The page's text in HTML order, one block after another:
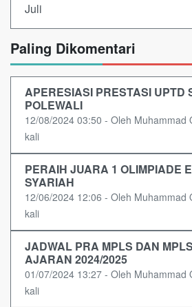
Juli
Paling Dikomentari
APERESIASI PRESTASI UPTD
POLEWALI
12/08/2024 03:50 - Oleh Muhammad
kali
PERAIH JUARA 1 OLIMPIADE
SYARIAH
12/06/2024 12:06 - Oleh Muhammad
kali
JADWAL PRA MPLS DAN
AJARAN 2024/2025
01/07/2024 13:27 - Oleh Muhammad
kali